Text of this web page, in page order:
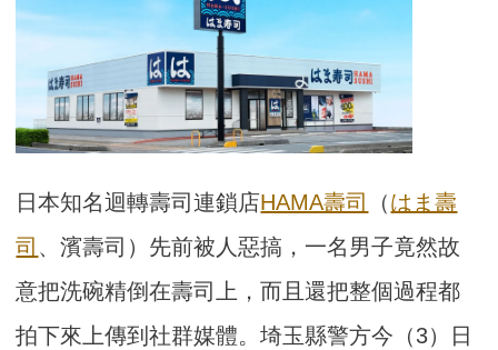
日本知名迴轉壽司連鎖店HAMA壽司 （はま壽
司 、濱壽司）先前被人惡搞，一名男子竟然故
意把洗碗精倒在壽司上，而且還把整個過程都
拍下來上傳到社群媒體。埼玉縣警方今（3）日